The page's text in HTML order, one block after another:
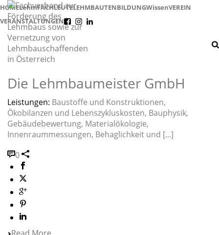
HOMELehmFACHLEUTELEHMBAUTENBILDUNGWissenVEREIN
VERANSTALTUNGEN
Die Lehmbaumeister GmbH
Leistungen: Baustoffe und Konstruktionen,
Ökobilanzen und Lebenszykluskosten, Bauphysik,
Gebäudebewertung, Materialökologie,
Innenraummessungen, Behaglichkeit und [...]
0